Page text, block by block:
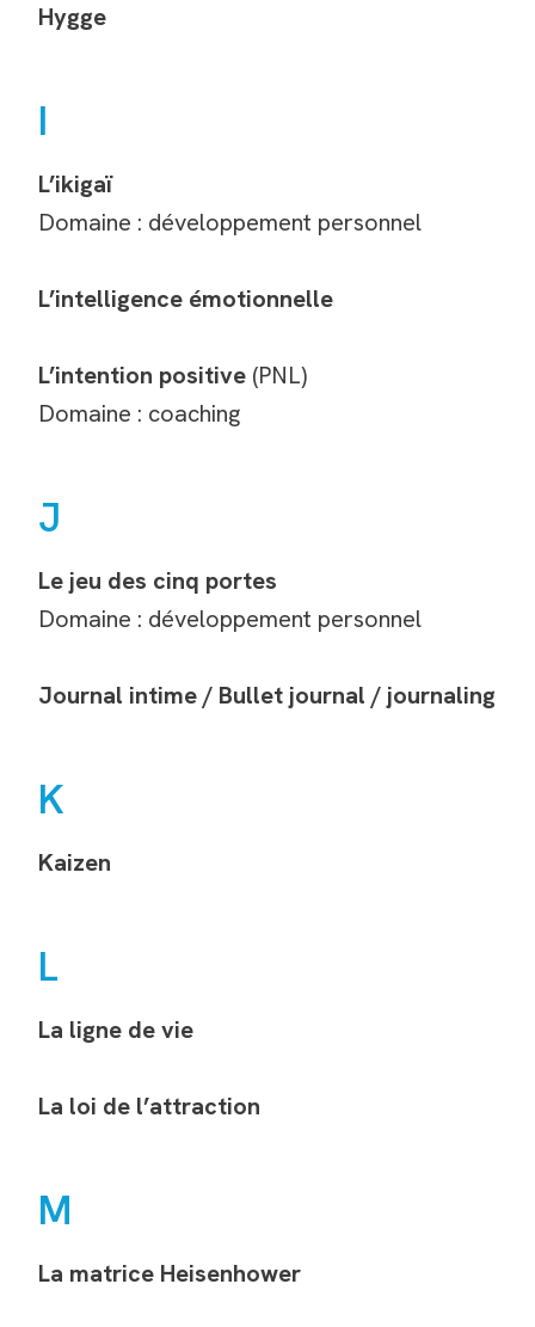
Hygge
I
L’ikigaï
Domaine : développement personnel
L’intelligence émotionnelle
L’intention positive (PNL)
Domaine : coaching
J
Le jeu des cinq portes
Domaine : développement personnel
Journal intime / Bullet journal / journaling
K
Kaizen
L
La ligne de vie
La loi de l’attraction
M
La matrice Heisenhower